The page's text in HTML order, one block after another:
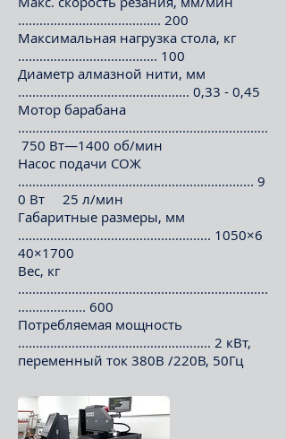
........................................ 200
Максимальная нагрузка стола, кг
....................................... 100
Диаметр алмазной нити, мм
................................................ 0,33 - 0,45
Мотор барабана
......................................................................
750 Вт—1400 об/мин
Насос подачи СОЖ
.................................................................. 9
0 Вт 25 л/мин
Габаритные размеры, мм
...................................................... 1050×6
40×1700
Вес, кг
......................................................................
................... 600
Потребляемая мощность
...................................................... 2 кВт,
переменный ток 380В /220В, 50Гц